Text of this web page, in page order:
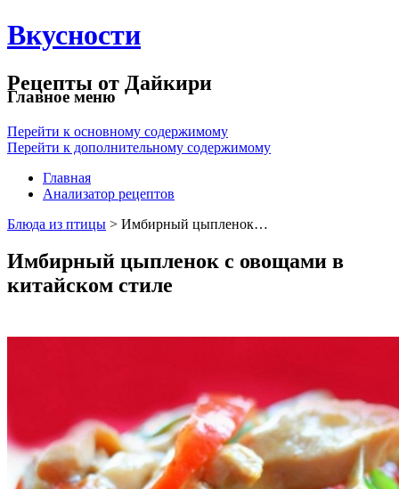
Вкусности
Рецепты от Дайкири
Главное меню
Перейти к основному содержимому
Перейти к дополнительному содержимому
Главная
Анализатор рецептов
Блюда из птицы > Имбирный цыпленок…
Имбирный цыпленок с овощами в
китайском стиле